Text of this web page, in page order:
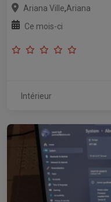
Ariana Ville,Ariana
Ce mois-ci
Intérieur